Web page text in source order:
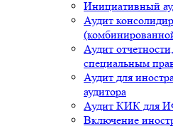
Инициативный
Аудит
Аудит
специальным
Аудит для
аудитора
Аудит КИК для
Включение